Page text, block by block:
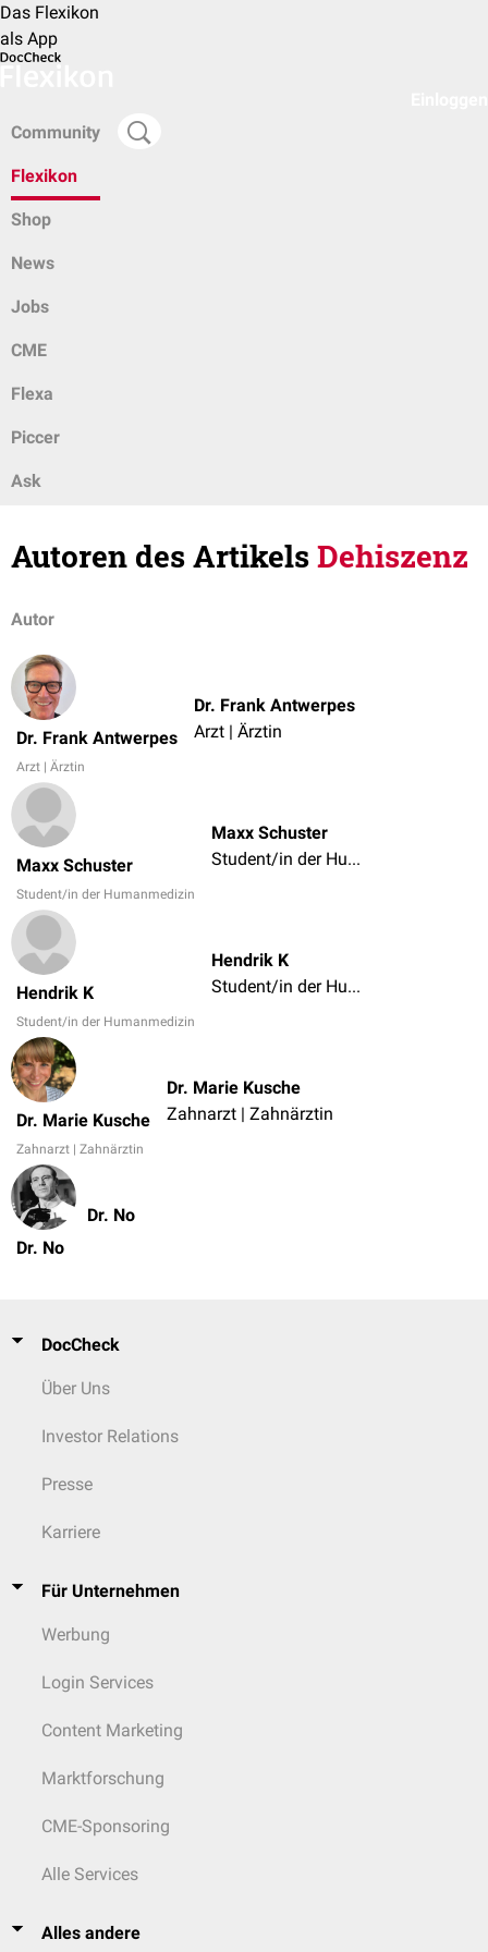
Das Flexikon
als App
Community
Flexikon
Shop
News
Jobs
CME
Flexa
Piccer
Ask
Autoren des ArtikelsDehiszenz
Autor
Dr. Frank Antwerpes
Arzt | Ärztin
Dr. Frank Antwerpes
Arzt | Ärztin
Maxx Schuster
Student/in der Humanmedizin
Maxx Schuster
Student/in der Humanmedizin
Hendrik K
Student/in der Humanmedizin
Hendrik K
Student/in der Humanmedizin
Dr. Marie Kusche
Zahnarzt | Zahnärztin
Dr. Marie Kusche
Zahnarzt | Zahnärztin
Dr. No
Dr. No
DocCheck
Über Uns
Investor Relations
Presse
Karriere
Für Unternehmen
Werbung
Login Services
Content Marketing
Marktforschung
CME-Sponsoring
Alle Services
Alles andere